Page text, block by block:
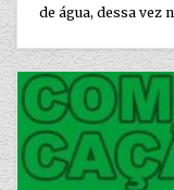
de água, dessa vez